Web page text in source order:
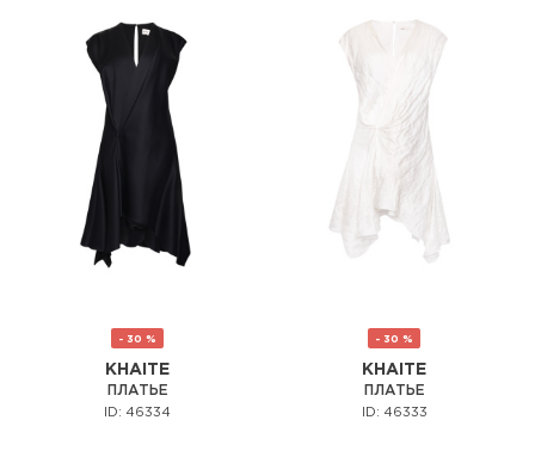
- 30 %
KHAITE
ПЛАТЬЕ
ID: 46334
- 30 %
KHAITE
ПЛАТЬЕ
ID: 46333